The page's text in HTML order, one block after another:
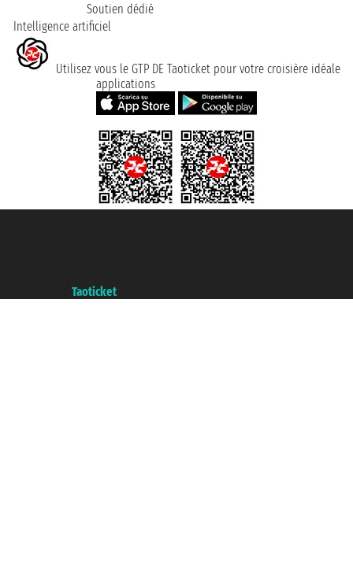
Soutien dédié
Intelligence artificiel
Utilisez vous le GTP DE Taoticket pour votre croisière idéale
applications
Taoticket